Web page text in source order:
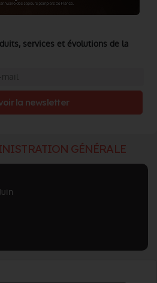
GÉNÉRALE
services et évolutions de la
la newsletter